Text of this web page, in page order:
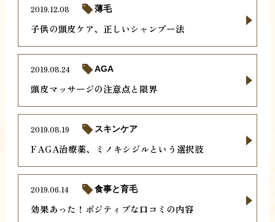
子供の頭皮ケア、正しいシャンプー法
2019.12.08 薄毛
頭皮マッサージの注意点と限界
2019.08.24 AGA
FAGA治療薬、ミノキシジルという選択肢
2019.08.19 スキンケア
効果あった！ポジティブな口コミの内容
2019.06.14 食事と育毛